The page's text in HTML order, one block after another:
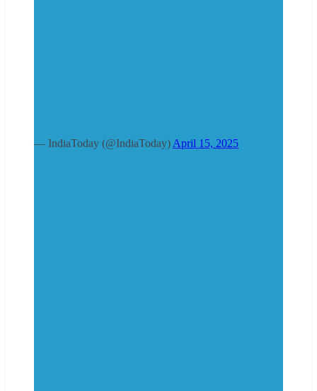
— IndiaToday (@IndiaToday) April 15, 2025